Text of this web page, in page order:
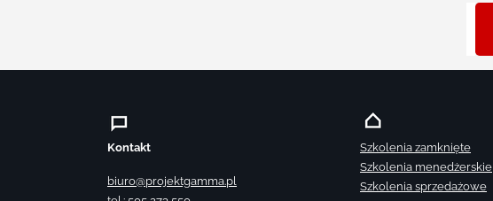
Kontakt
biuro@projektgamma.pl
Szkolenia zamknięte
Szkolenia menedżerskie
Szkolenia sprzedażowe